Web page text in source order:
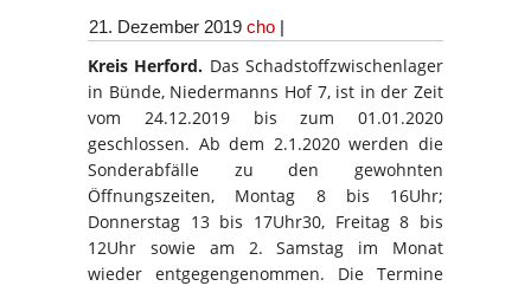
21. Dezember 2019 cho |
Kreis Herford. Das Schadstoffzwischenlager
in Bünde, Niedermanns Hof 7, ist in der Zeit
vom 24.12.2019 bis zum 01.01.2020
geschlossen. Ab dem 2.1.2020 werden die
Sonderabfälle zu den gewohnten
Öffnungszeiten, Montag 8 bis 16Uhr;
Donnerstag 13 bis 17Uhr30, Freitag 8 bis
12Uhr sowie am 2. Samstag im Monat
wieder entgegengenommen. Die Termine